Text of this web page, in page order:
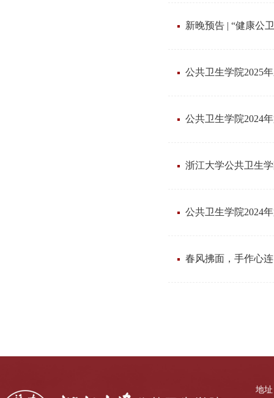
新晚预告 | “健康公
公共卫生学院2025
公共卫生学院2024
浙江大学公共卫生
公共卫生学院2024
春风拂面，手作心
地